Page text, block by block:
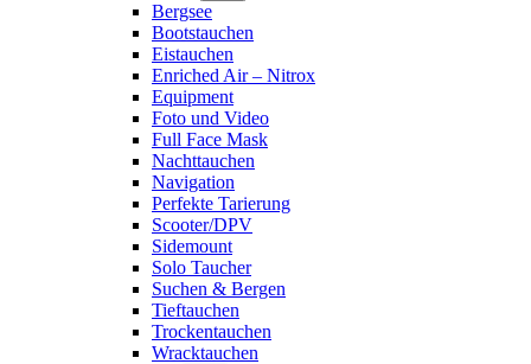
Bergsee
Bootstauchen
Eistauchen
Enriched Air – Nitrox
Equipment
Foto und Video
Full Face Mask
Nachttauchen
Navigation
Perfekte Tarierung
Scooter/DPV
Sidemount
Solo Taucher
Suchen & Bergen
Tieftauchen
Trockentauchen
Wracktauchen